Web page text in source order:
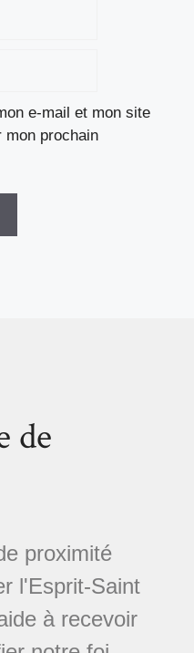
e-mail et mon site
mon prochain
de
proximité
l'Esprit-Saint
à recevoir